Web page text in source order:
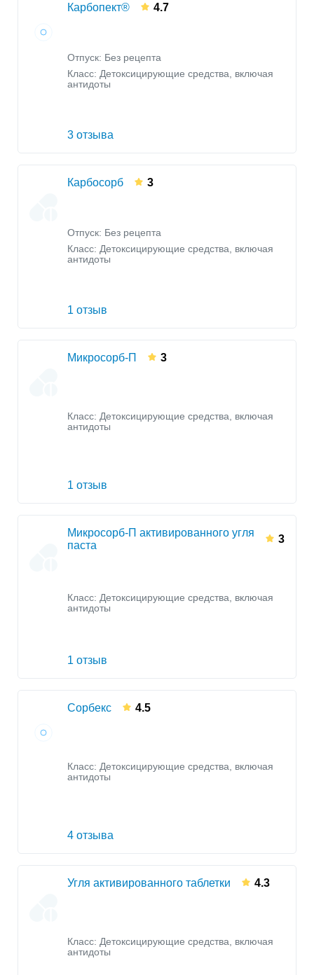
Карбопект® 4.7
Отпуск: Без рецепта
Класс: Детоксицирующие средства, включая
антидоты
3 отзыва
Карбосорб 3
Отпуск: Без рецепта
Класс: Детоксицирующие средства, включая
антидоты
1 отзыв
Микросорб-П 3
Класс: Детоксицирующие средства, включая
антидоты
1 отзыв
Микросорб-П активированного угля
паста
3
Класс: Детоксицирующие средства, включая
антидоты
1 отзыв
Сорбекс 4.5
Класс: Детоксицирующие средства, включая
антидоты
4 отзыва
Угля активированного таблетки 4.3
Класс: Детоксицирующие средства, включая
антидоты